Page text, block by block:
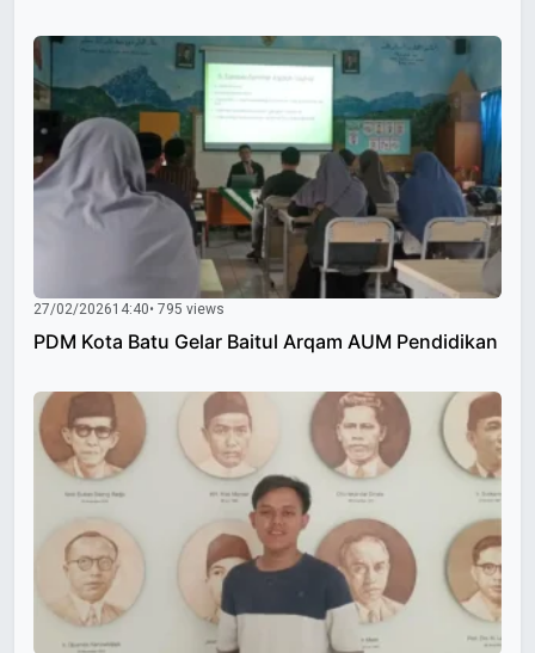
27/02/202614:40• 795 views
PDM Kota Batu Gelar Baitul Arqam AUM Pendidikan